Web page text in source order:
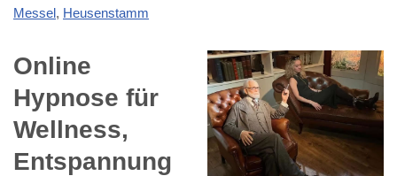
Messel, Heusenstamm
Online
Hypnose für
Wellness,
Entspannung